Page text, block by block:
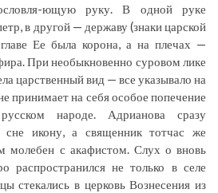
ющую руку. В одной руке
в другой — державу (знаки царской
Ее была корона, а на плечах —
При необыкновенно суровом лике
царственный вид — все указывало на
принимает на себя особое попечение
народе. Адрианова сразу
сне икону, а священник тотчас же
молебен с акафистом. Слух о вновь
распространился не только в селе
стекались в церковь Вознесения из